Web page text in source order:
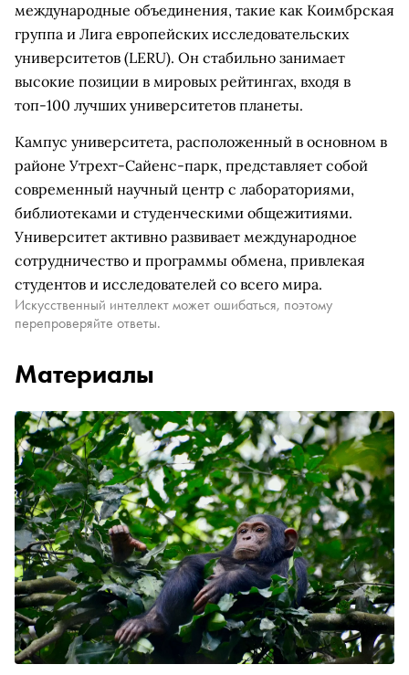
международные объединения, такие как Коимбрская
группа и Лига европейских исследовательских
университетов (LERU). Он стабильно занимает
высокие позиции в мировых рейтингах, входя в
топ-100 лучших университетов планеты.
Кампус университета, расположенный в основном в
районе Утрехт-Сайенс-парк, представляет собой
современный научный центр с лабораториями,
библиотеками и студенческими общежитиями.
Университет активно развивает международное
сотрудничество и программы обмена, привлекая
студентов и исследователей со всего мира.
Искусственный интеллект может ошибаться, поэтому
перепроверяйте ответы.
Материалы